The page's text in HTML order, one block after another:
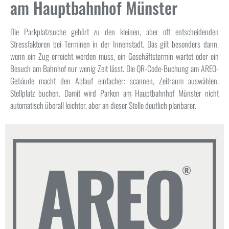
am Hauptbahnhof Münster
Die Parkplatzsuche gehört zu den kleinen, aber oft entscheidenden
Stressfaktoren bei Terminen in der Innenstadt. Das gilt besonders dann,
wenn ein Zug erreicht werden muss, ein Geschäftstermin wartet oder ein
Besuch am Bahnhof nur wenig Zeit lässt. Die QR-Code-Buchung am AREO-
Gebäude macht den Ablauf einfacher: scannen, Zeitraum auswählen,
Stellplatz buchen. Damit wird Parken am Hauptbahnhof Münster nicht
automatisch überall leichter, aber an dieser Stelle deutlich planbarer.